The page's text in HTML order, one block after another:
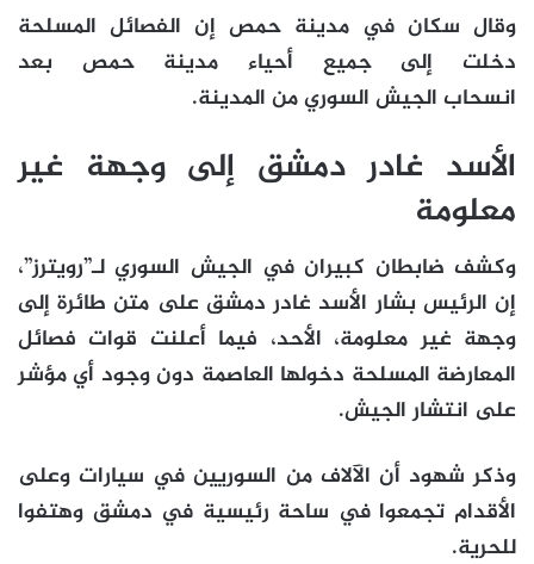
وقال سكان في مدينة حمص إن الفصائل المسلحة
دخلت إلى جميع أحياء مدينة حمص بعد
انسحاب الجيش السوري من المدينة.
الأسد غادر دمشق إلى وجهة غير
معلومة
وكشف ضابطان كبيران في الجيش السوري لـ”رويترز”،
إن الرئيس بشار الأسد غادر دمشق على متن طائرة إلى
وجهة غير معلومة، الأحد، فيما أعلنت قوات فصائل
المعارضة المسلحة دخولها العاصمة دون وجود أي مؤشر
على انتشار الجيش.
وذكر شهود أن الآلاف من السوريين في سيارات وعلى
الأقدام تجمعوا في ساحة رئيسية في دمشق وهتفوا
للحرية.